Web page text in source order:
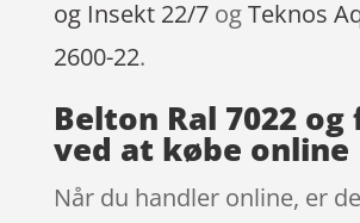
og Insekt 22/7ogTeknos
2600-22.
Belton Ral 7022
ved at købe online
Når du handler online, er